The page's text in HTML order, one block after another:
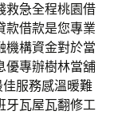
救急全程桃園借
款借款是您專業
機構資金對於當
優專辦樹林當舖
服務感溫暖難
牙瓦屋瓦翻修工